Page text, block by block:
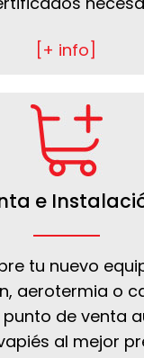
[+ info]
e
tu nuevo
aerotermia o
de venta
al mejor